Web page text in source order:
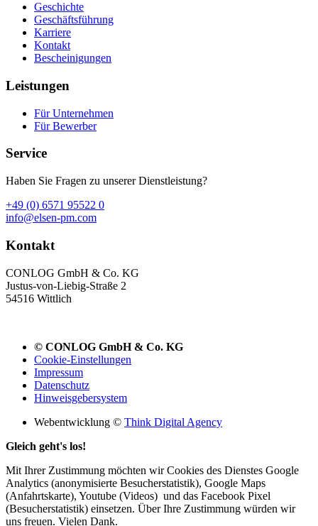
Geschichte
Geschäftsführung
Karriere
Kontakt
Bescheinigungen
Leistungen
Für Unternehmen
Für Bewerber
Service
Haben Sie Fragen zu unserer Dienstleistung?
+49 (0) 6571 95522 0
info@elsen-pm.com
Kontakt
CONLOG GmbH & Co. KG
Justus-von-Liebig-Straße 2
54516 Wittlich
© CONLOG GmbH & Co. KG
Cookie-Einstellungen
Impressum
Datenschutz
Hinweisgebersystem
Webentwicklung © Think Digital Agency
Gleich geht's los!
Mit Ihrer Zustimmung möchten wir Cookies des Dienstes Google
Analytics (anonymisierte Besucherstatistik), Google Maps
(Anfahrtskarte), Youtube (Videos) und das Facebook Pixel
(Besucherstatistik) einsetzen. Über Ihre Zustimmung würden wir
uns freuen. Vielen Dank.